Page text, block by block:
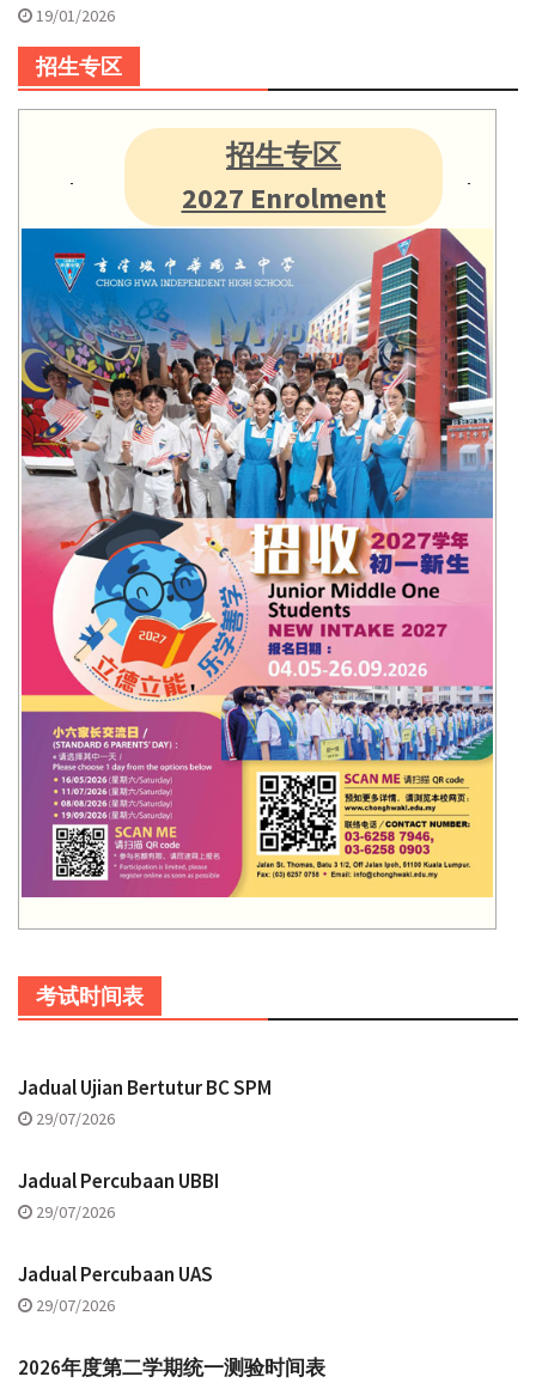
19/01/2026
招生专区
招生专区
2027 Enrolment
考试时间表
Jadual Ujian Bertutur BC SPM
29/07/2026
Jadual Percubaan UBBI
29/07/2026
Jadual Percubaan UAS
29/07/2026
2026年度第二学期统一测验时间表